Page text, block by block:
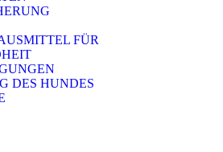
FÜR
DES HUNDES